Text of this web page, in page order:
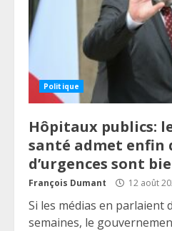
Politique
Hôpitaux publics:
santé admet enfin
d’urgences sont
François Dumant 12 août
Si les médias en parlaient
semaines, le